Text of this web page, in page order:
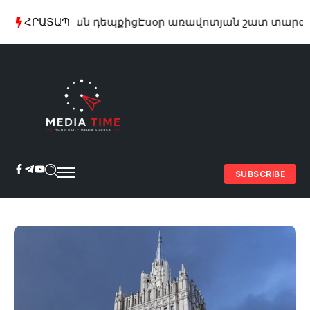
ՀՐԱՏԱՊ
առավոտյան շատ տարօրինակ նամակ եմ
SUBSCRIBE